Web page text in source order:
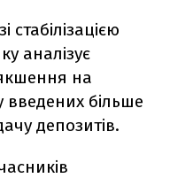
стабілізацією
аналізує
на
введених більше
депозитів.